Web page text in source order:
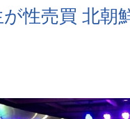
性売買 北朝